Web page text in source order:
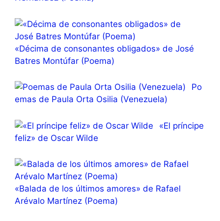
«Décima de consonantes obligados» de José
Batres Montúfar (Poema)
Po
emas de Paula Orta Osilia (Venezuela)
«El príncipe
feliz» de Oscar Wilde
«Balada de los últimos amores» de Rafael
Arévalo Martínez (Poema)